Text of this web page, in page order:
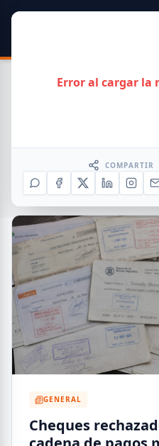
Toda la Información
GENERAL INFORMES
GENERAL
Cheques
Error al cargar la
COMPARTIR